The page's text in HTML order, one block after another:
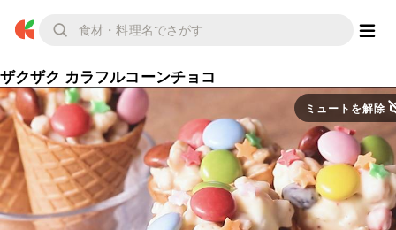
ザクザク カラフルコーンチョコ
ミュートを解除